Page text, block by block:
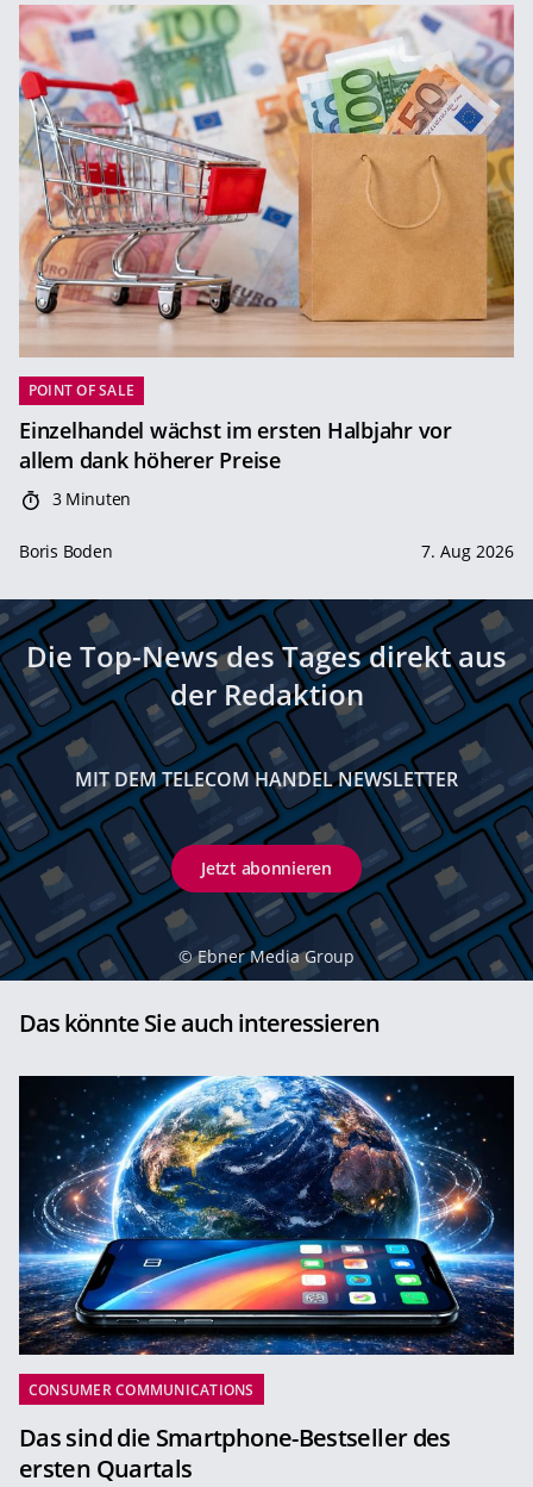
POINT OF SALE
Einzelhandel wächst im ersten Halbjahr vor
allem dank höherer Preise
3 Minuten
Boris Boden 7. Aug 2026
Die Top-News des Tages direkt aus
der Redaktion
MIT DEM TELECOM HANDEL NEWSLETTER
Jetzt abonnieren
© Ebner Media Group
Das könnte Sie auch interessieren
CONSUMER COMMUNICATIONS
Das sind die Smartphone-Bestseller des
ersten Quartals